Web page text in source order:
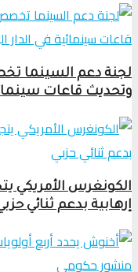
وتحديث قاعات
الكونغرس الأمريكي
إرهابية بدعم ثنائي